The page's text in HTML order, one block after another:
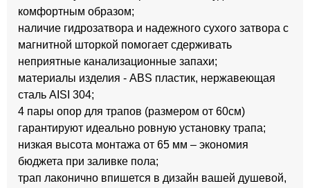
комфортным образом;
наличие гидрозатвора и надежного сухого затвора с
магнитной шторкой помогает сдерживать
неприятные канализационные запахи;
материалы изделия - ABS пластик, нержавеющая
сталь AISI 304;
4 пары опор для трапов (размером от 60см)
гарантируют идеально ровную установку трапа;
низкая высота монтажа от 65 мм – экономия
бюджета при заливке пола;
трап лаконично впишется в дизайн вашей душевой,